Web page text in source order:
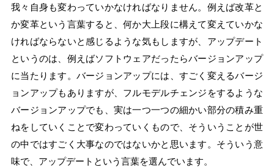
我々自身も変わっていかなければなりません。例えば改革と
か変革という言葉すると、何か大上段に構えて変えていかな
ければならないと感じるような気もしますが、アップデート
というのは、例えばソフトウェアだったらバージョンアップ
に当たります。バージョンアップには、すごく変えるバージ
ョンアップもありますが、フルモデルチェンジをするような
バージョンアップでも、実は一つ一つの細かい部分の積み重
ねをしていくことで変わっていくもので、そういうことが世
の中ではすごく大事なのではないかと思います。そういう意
味で、アップデートという言葉を選んでいます。